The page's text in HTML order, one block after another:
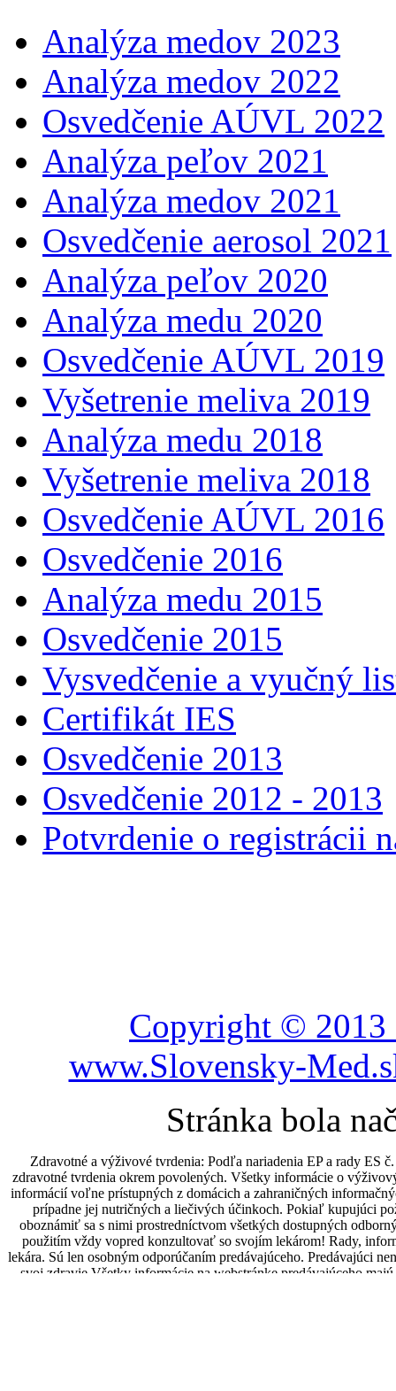
Analýza medov 2023
Analýza medov 2022
Osvedčenie AÚVL 2022
Analýza peľov 2021
Analýza medov 2021
Osvedčenie aerosol 2021
Analýza peľov 2020
Analýza medu 2020
Osvedčenie AÚVL 2019
Vyšetrenie meliva 2019
Analýza medu 2018
Vyšetrenie meliva 2018
Osvedčenie AÚVL 2016
Osvedčenie 2016
Analýza medu 2015
Osvedčenie 2015
Vysvedčenie a vyučný
Certifikát IES
Osvedčenie 2013
Osvedčenie 2012 - 2013
Potvrdenie o registrácii
Copyright ©
www.Slovensky-
Stránka bola
Zdravotné a výživové tvrdenia: Podľa nariadenia EP a rady ES
zdravotné tvrdenia okrem povolených. Všetky informácie o
informácií voľne prístupných z domácich a zahraničných
prípadne jej nutričných a liečivých účinkoch. Pokiaľ kupujúci
oboznámiť sa s nimi prostredníctvom všetkých dostupných
použitím vždy vopred konzultovať so svojím lekárom! Rady,
lekára. Sú len osobným odporúčaním predávajúceho. Predávajúci
svoj zdravie.Všetky informácie na webstránke predávajúceho